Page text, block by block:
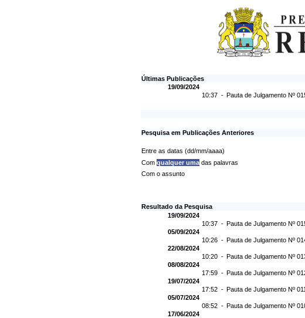
Últimas Publicações
19/09/2024
10:37 - Pauta de Julgamento Nº
Pesquisa em Publicações Anteriores
Entre as datas (dd/mm/aaaa)
Com qualquer uma das palavras
Com o assunto
Resultado da Pesquisa
19/09/2024
10:37 - Pauta de Julgamento Nº
05/09/2024
10:26 - Pauta de Julgamento Nº
22/08/2024
10:20 - Pauta de Julgamento Nº
08/08/2024
17:59 - Pauta de Julgamento Nº
19/07/2024
17:52 - Pauta de Julgamento Nº
05/07/2024
08:52 - Pauta de Julgamento Nº
17/06/2024